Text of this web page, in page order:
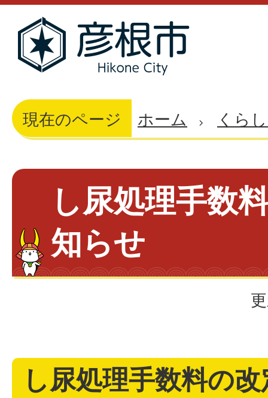
現在のページ ホーム くら
し尿処理手数
知らせ
し尿処理手数料の